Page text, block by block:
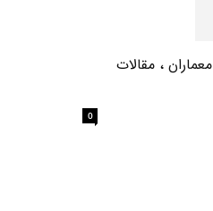
، مقالات
0